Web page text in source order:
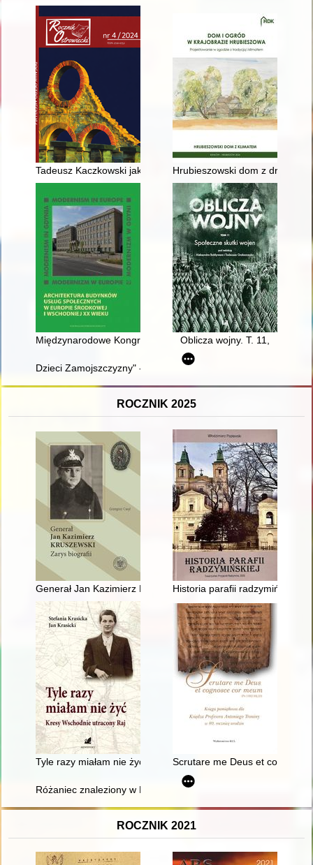
Tadeusz Kaczkowski jakiego nie znacie : przywrócona pamięć
Hrubieszowski dom z drewna :
Międzynarodowe Kongresy Architektury Nowoczesnej CIAM
Oblicza wojny. T. 11,
Dzieci Zamojszczyzny" - byli więźniowie UWZ-Lager Zamosc
ROCZNIK 2025
Generał Jan Kazimierz Kruszewski : zarys biografii
Historia parafii radzymińskiej
Tyle razy miałam nie żyć : Kresy Wschodnie : utracony raj
Scrutare me Deus et
Różaniec znaleziony w Katyniu : wspomnienia o księdzu
ROCZNIK 2021